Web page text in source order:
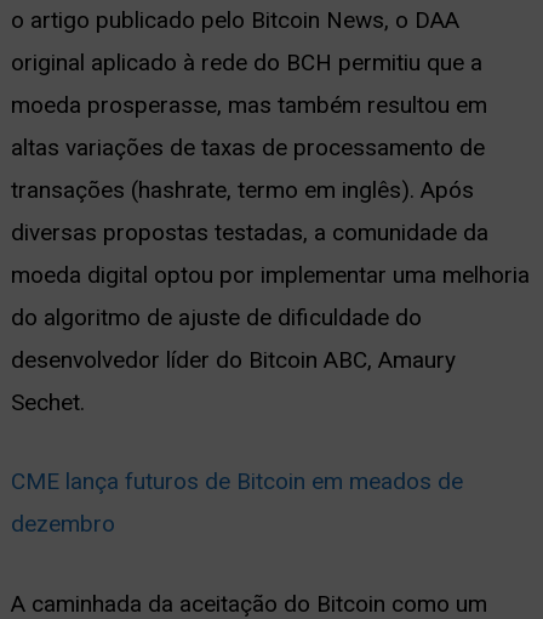
o artigo publicado pelo Bitcoin News, o DAA
original aplicado à rede do BCH permitiu que a
moeda prosperasse, mas também resultou em
altas variações de taxas de processamento de
transações (hashrate, termo em inglês). Após
diversas propostas testadas, a comunidade da
moeda digital optou por implementar uma melhoria
do algoritmo de ajuste de dificuldade do
desenvolvedor líder do Bitcoin ABC, Amaury
Sechet.
CME lança futuros de Bitcoin em meados de
dezembro
A caminhada da aceitação do Bitcoin como um